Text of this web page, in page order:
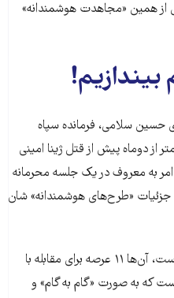
از همین «مجاهدت هوشمندانه»
فارس برای حسین سلامی، فرمانده سپاه
تیرماه یعنی کمتر از دوماه پیش از قتل ژینا امینی
به معروف در یک جلسه محرمانه
جزئیات «طرح‌های هوشمندانه» شان
براساس روایتی که در این بولتن آمده است، آن‌ها ۱۱ عرصه برای مقابله با
است که به صورت «گام به گام» و